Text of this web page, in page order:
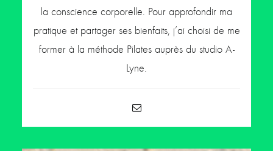
la conscience corporelle. Pour approfondir ma
pratique et partager ses bienfaits, j’ai choisi de me
former à la méthode Pilates auprès du studio A-
Lyne.